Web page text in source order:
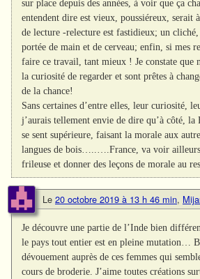
sur place depuis des années, à voir que ça
entendent dire est vieux, poussiéreux, serait
de lecture -relecture est fastidieux; un cliché,
portée de main et de cerveau; enfin, si mes
faire ce travail, tant mieux ! Je constate que
la curiosité de regarder et sont prêtes à
de la chance!
Sans certaines d’entre elles, leur curiosité,
j’aurais tellement envie de dire qu’à côté, la
se sent supérieure, faisant la morale aux
langues de bois…..….France, va voir
frileuse et donner des leçons de morale au
Le 20 octobre 2019 à 13 h 46 min,
Je découvre une partie de l’Inde bien
le pays tout entier est en pleine mutation…
dévouement auprès de ces femmes qui
cours de broderie. J’aime toutes créations